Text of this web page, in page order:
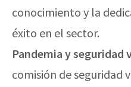
conocimiento y la
éxito en el sector.
Pandemia y seguridad
comisión de seguridad